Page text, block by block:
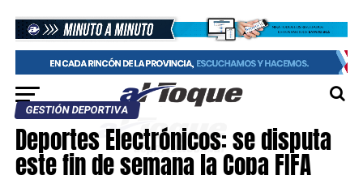
GESTIÓN DEPORTIVA
Deportes Electrónicos: se disputa
este fin de semana la Copa FIFA